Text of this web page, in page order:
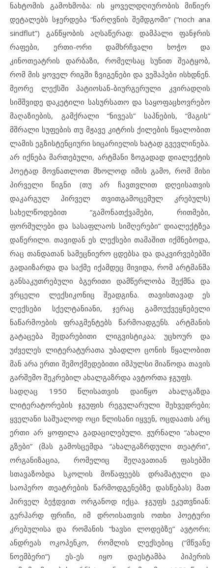
ნახტომის გამოხმობა: ის ყოველდღიურობის მიწიერ
დეტალებს სჯერდება “წარღვნის შემდგომი” (“noch ana
sindflut”) განწყობის აღსაწერად: დამპალი ფანჯრის
რაფები, ერთი-ორი დამხრჩვალი ხოჭო და
კინოთეატრის დარბაზი, რომელსაც სუნით შეატყობ,
რომ მის ყოველ რიგში ზვიგენები და ვეშაპები ისხდნენ.
მეორე ლექსში პატიოსან-ბიურგერული კვირადღის
სიმშვიდე დაკეტილი სასურსათო და საყოფაცხოვრებო
მაღაზიების, გამქრალი “ნივეას” საპნების, “მაგის”
მშრალი სუფების თუ მჟავე კიტრის ქილების წყალობით
ლამის ეგზისტენციური სიცარიელის ხატად გვევლინება.
არ იქნება მართებული, არტმანი ზოგადად დიალექტის
პოეტად მოვნათლოთ მხოლოდ იმის გამო, რომ მისი
პირველი წიგნი (თუ არ ჩავთვლით დღეისათვის
დაკარგულ პირველ თვითგამოცემულ კრებულს)
სახელწოდებით “გამონათქვამები, რითმები,
ფორმულები და სასაფლაოს სიმღერები” დიალექტზეა
დაწერილი. თავიდან ეს ლექსები თამაშით იქმნებოდა,
რაც თანდათან სამეცნიერო ცდებსა და დაკვირვებებში
გადაიზარდა და საქმე იქამდეც მივიდა, რომ არტმანმა
განსაკუთრებული ბგერითი დამწერლობა შექმნა და
ვრცელი ლექსიკონიც შეადგინა. თავისთავად ეს
ლექსები სქელტანიანი, ჯერაც გამოუქვეყნებელი
ნაწარმოების ფრაგმენტებს წარმოადგენს. არტმანის
გატაცება შედარებითი ლიგვისტიკაა; უცხოურ და
უძველეს ლიტერატურათა უბადლო ცონის წყალობით
მან არა ერთი შემოქმედებითი იმპულსი მიაწოდა თავის
გარშემო შეკრებილ ახალგაზრდა ავტორთა ჯგუფს.
სადღაც 1950 წლისათვის დაიწყო ახალგაზდა
ლიტერატორების ჯგუფის რეგულარული შეხვედრები;
ყველანი საშუალოდ ოცი წლისანი იყვენ, ოცდაათს არც
ერთი არ ყოფილა გადაცილებული. ჟურნალი “ახალი
გზები” (მას გამოსცემდა “ახალგაზრდული თეატრი”,
ორგანიზაცია, რომელიც შეღავათიან ფასებში
სთავაზობდა სკოლის მოწაფეებს დრამატული და
საოპერო თეატრების წარმოდგენებზე დასწებას) მათ
პირველ ბეჭდვით ორგანოდ იქცა. ჯგუფს ეკუთვნიან:
გერჰარდ ფრიჩი, იმ დროისათვის ოთხი პოეტური
კრებულისა და რომანის “ხავსი ლოდებზე” ავტორი;
ანდრეას ოკოპენკო, რომლის ლექსებიც (“მწვანე
ნოემბერი”) ეს-ეს იყო დაესტამბა პიპერის